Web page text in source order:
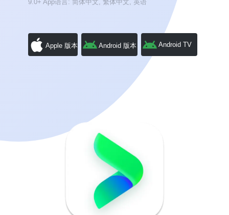
9.0+ App语言: 简体中文, 繁体中文, 英语
Apple 版本 Android 版本 Android TV